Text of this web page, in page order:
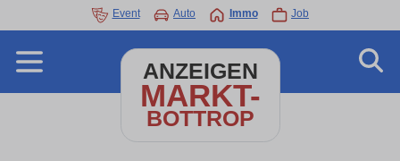
Event Auto Immo Job
ANZEIGEN
MARKT-
BOTTROP